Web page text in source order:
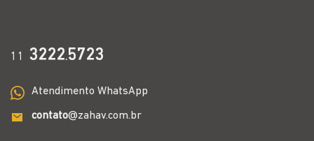
11 3222.5723
Atendimento WhatsApp
contato@zahav.com.br